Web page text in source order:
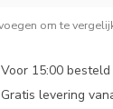
om te
Voor 15:00
Gratis levering